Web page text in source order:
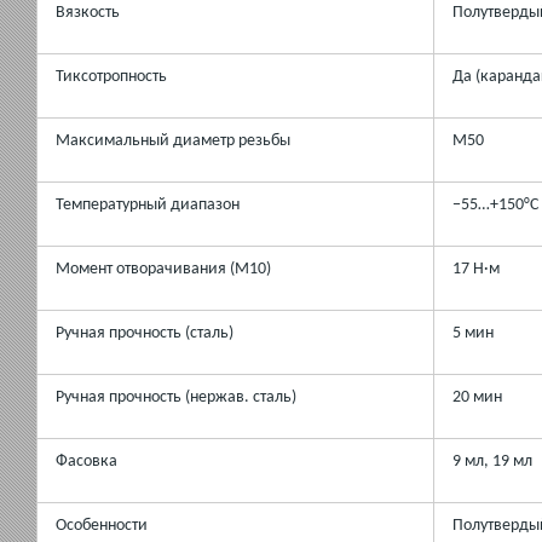
Вязкость
Тиксотропность Да
Максимальный диаметр резьбы M50
Температурный диапазон −55…+150°C
Момент отворачивания (М10) 17 Н·м
Ручная прочность (сталь) 5 мин
Ручная прочность (нержав. сталь) 20 мин
Фасовка 9 мл, 19 мл
Особенности